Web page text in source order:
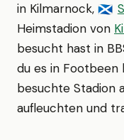
in Kilmarnock, 🏴󠁧󠁢󠁳󠁣󠁴󠁿
Heimstadion von
besucht hast in
du es in Footbeen
besuchte Stadion
aufleuchten und